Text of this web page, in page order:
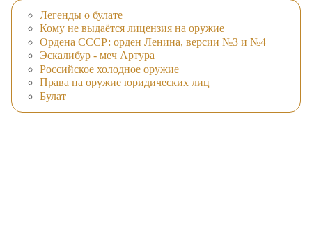
Легенды о булате
Кому не выдаётся лицензия на оружие
Ордена СССР: орден Ленина, версии №3 и №4
Эскалибур - меч Артура
Российское холодное оружие
Права на оружие юридических лиц
Булат